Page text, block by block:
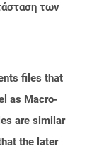
των
files that
as Macro-
are similar
the later